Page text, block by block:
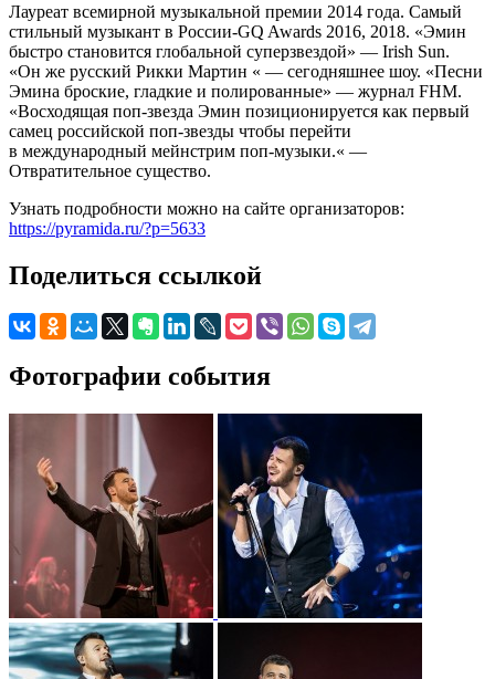
Лауреат всемирной музыкальной премии 2014 года. Самый
стильный музыкант в России-GQ Awards 2016, 2018. «Эмин
быстро становится глобальной суперзвездой» — Irish Sun.
«Он же русский Рикки Мартин « — сегодняшнее шоу. «Песни
Эмина броские, гладкие и полированные» — журнал FHM.
«Восходящая поп-звезда Эмин позиционируется как первый
самец российской поп-звезды чтобы перейти
в международный мейнстрим поп-музыки.« —
Отвратительное существо.
Узнать подробности можно на сайте организаторов:
https://pyramida.ru/?p=5633
Поделиться ссылкой
Фотографии события